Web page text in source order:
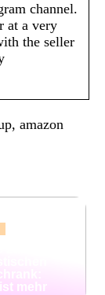
channel.
at a very
the seller
amazon
mehr